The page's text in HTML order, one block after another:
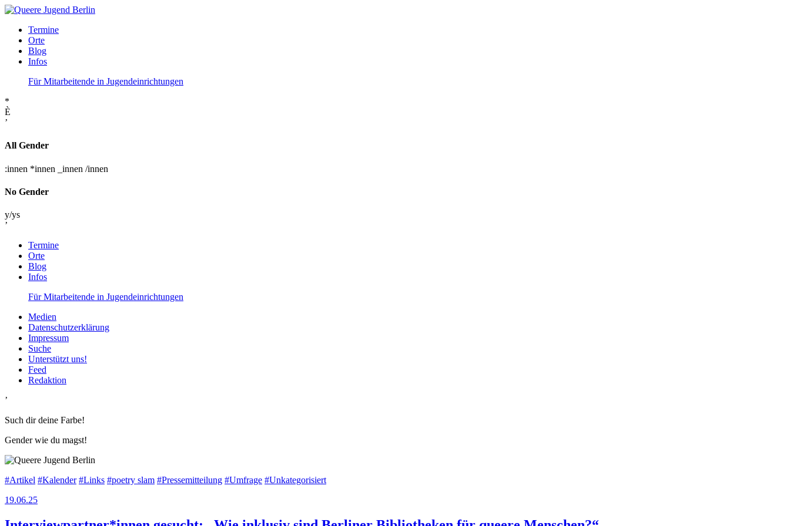
Termine
Orte
Blog
Infos
Für Mitarbeitende in Jugendeinrichtungen
*
È
’
All Gender
:innen *innen _innen /innen
No Gender
y/ys
’
Termine
Orte
Blog
Infos
Für Mitarbeitende in Jugendeinrichtungen
Medien
Datenschutzerklärung
Impressum
Suche
Unterstützt uns!
Feed
Redaktion
’
Such dir deine Farbe!
Gender wie du magst!
#Artikel #Kalender #Links #poetry slam #Pressemitteilung #Umfrage #Unkategorisiert
19.06.25